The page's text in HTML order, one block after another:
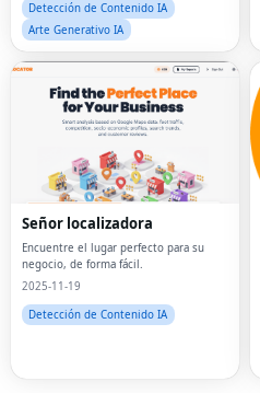
Detección de Contenido IA
Arte Generativo IA
Señor localizadora
Encuentre el lugar perfecto para su
negocio, de forma fácil.
2025-11-19
Detección de Contenido IA